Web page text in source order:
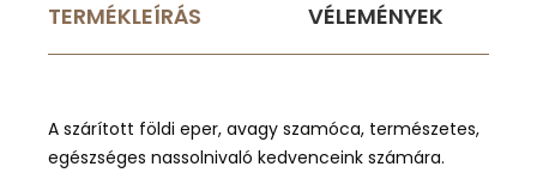
TERMÉKLEÍRÁS VÉLEMÉNYEK
A szárított földi eper, avagy szamóca, természetes,
egészséges nassolnivaló kedvenceink számára.